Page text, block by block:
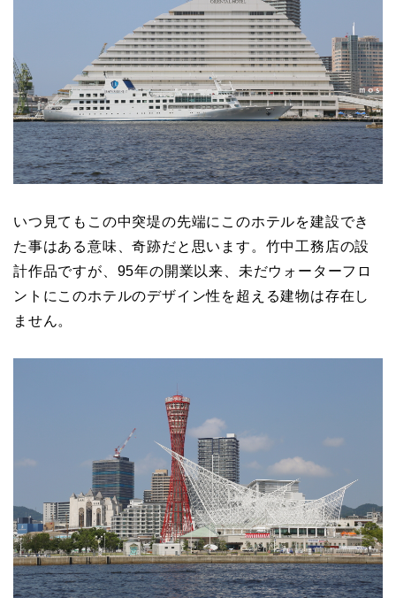
いつ見てもこの中突堤の先端にこのホテルを建設でき
た事はある意味、奇跡だと思います。竹中工務店の設
計作品ですが、95年の開業以来、未だウォーターフロ
ントにこのホテルのデザイン性を超える建物は存在し
ません。